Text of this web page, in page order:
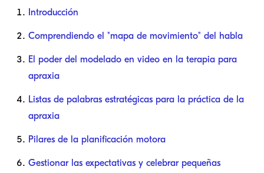
Introducción
Comprendiendo el "mapa de movimiento" del habla
El poder del modelado en video en la terapia para
apraxia
Listas de palabras estratégicas para la práctica de la
apraxia
Pilares de la planificación motora
Gestionar las expectativas y celebrar pequeñas